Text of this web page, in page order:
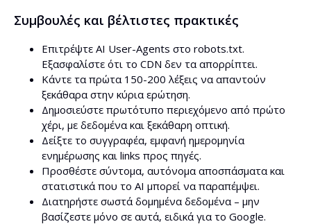
Συμβουλές και βέλτιστες πρακτικές
Επιτρέψτε AI User-Agents στο robots.txt.
Εξασφαλίστε ότι το CDN δεν τα απορρίπτει.
Κάντε τα πρώτα 150-200 λέξεις να απαντούν
ξεκάθαρα στην κύρια ερώτηση.
Δημοσιεύστε πρωτότυπο περιεχόμενο από πρώτο
χέρι, με δεδομένα και ξεκάθαρη οπτική.
Δείξτε το συγγραφέα, εμφανή ημερομηνία
ενημέρωσης και links προς πηγές.
Προσθέστε σύντομα, αυτόνομα αποσπάσματα και
στατιστικά που το AI μπορεί να παραπέμψει.
Διατηρήστε σωστά δομημένα δεδομένα – μην
βασίζεστε μόνο σε αυτά, ειδικά για το Google.